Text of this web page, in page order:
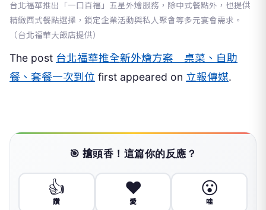
台北福華推出「一口百福」五星外燴服務，除中式餐點外，也提供
精緻西式餐點選擇，鎖定企業活動與私人聚會等多元宴會需求。
（台北福華大飯店提供）
The post 台北福華推全新外燴方案 桌菜、自助
餐、套餐一次到位 first appeared on 立報傳媒.
🎯 搶頭香！這篇你的反應？
👍
讚
❤️
愛
😮
哇